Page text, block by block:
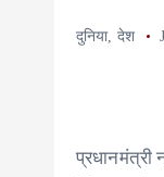
दुनिया, देश